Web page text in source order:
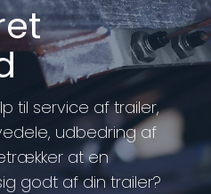
til service af trailer,
udbedring af
at en
godt af din trailer?